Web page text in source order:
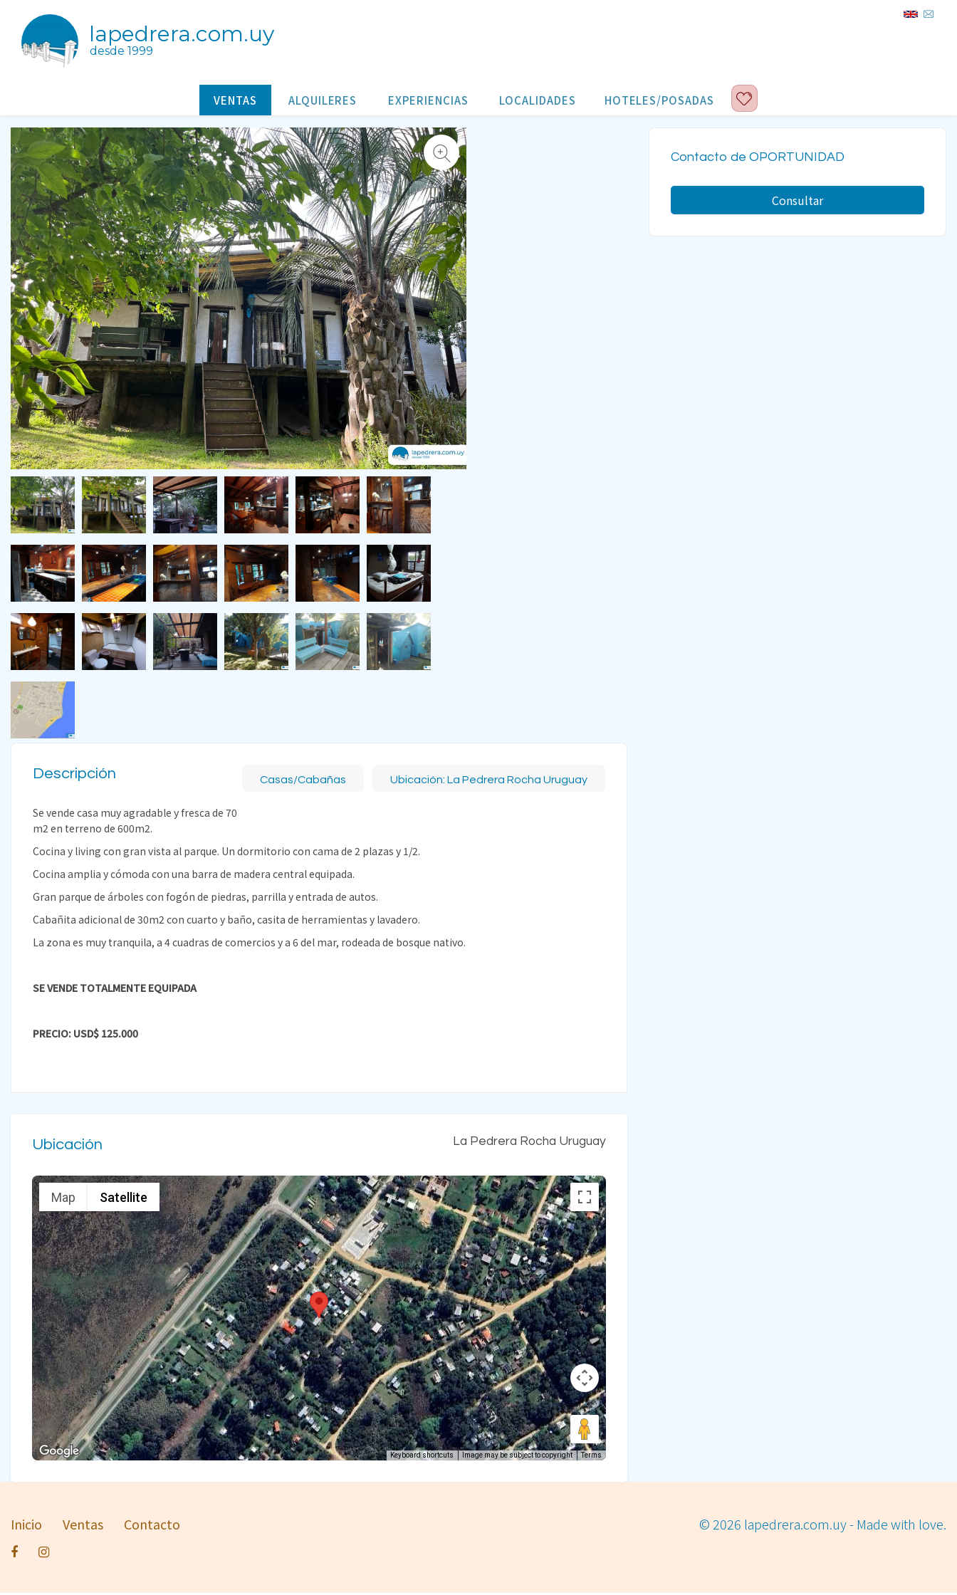
lapedrera.com.uy
desde 1999
VENTAS ALQUILERES EXPERIENCIAS LOCALIDADES HOTELES/POSADAS
OPORTUNIDAD
Casas/Cabañas Ubicación: La Pedrera Rocha Uruguay
Descripción
Se vende casa muy agradable y fresca de 70
m2 en terreno de 600m2.
Cocina y living con gran vista al parque. Un dormitorio con cama de 2 plazas y 1/2.
Cocina amplia y cómoda con una barra de madera central equipada.
Gran parque de árboles con fogón de piedras, parrilla y entrada de autos.
Cabañita adicional de 30m2 con cuarto y baño, casita de herramientas y lavadero.
La zona es muy tranquila, a 4 cuadras de comercios y a 6 del mar, rodeada de bosque nativo.
SE VENDE TOTALMENTE EQUIPADA
PRECIO: USD$ 125.000
Ubicación La Pedrera Rocha Uruguay
Map Satellite
Keyboard shortcuts Image may be subject to copyright Terms
Contacto de OPORTUNIDAD
Consultar
Inicio Ventas Contacto © 2026 lapedrera.com.uy - Made with love.